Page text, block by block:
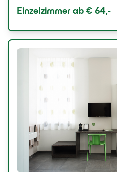
Einzelzimmer ab € 64,-